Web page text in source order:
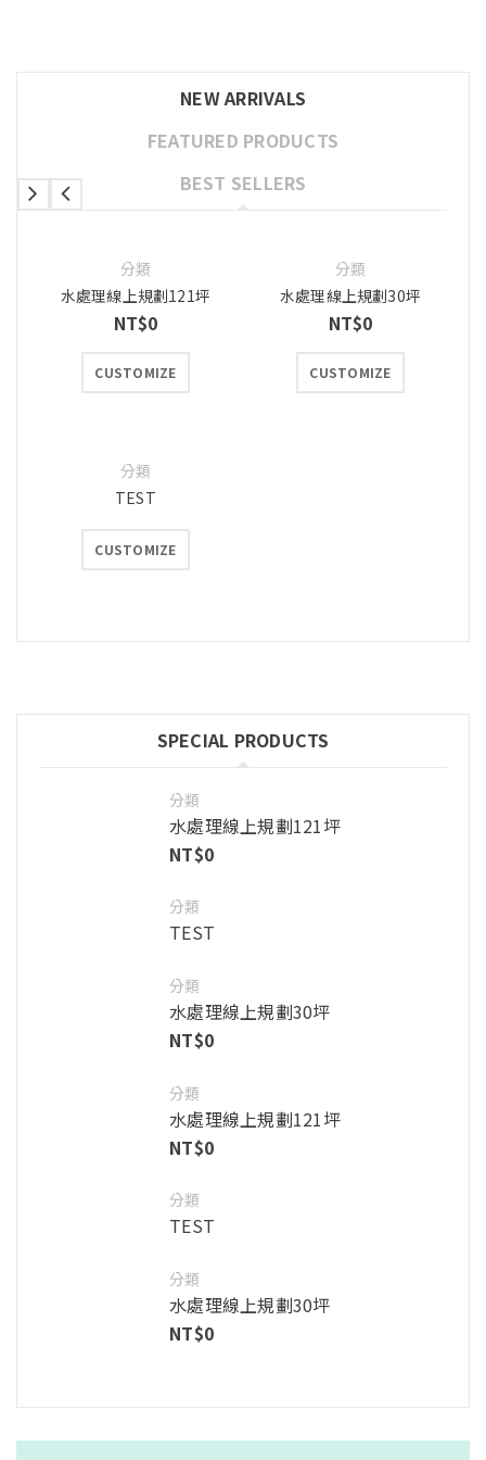
NEW ARRIVALS
FEATURED PRODUCTS
BEST SELLERS
分類
水處理線上規劃121坪
NT$0
CUSTOMIZE
分類
TEST
CUSTOMIZE
分類
水處理線上規劃30坪
NT$0
CUSTOMIZE
SPECIAL PRODUCTS
分類
水處理線上規劃121坪
NT$0
分類
TEST
分類
水處理線上規劃30坪
NT$0
分類
水處理線上規劃121坪
NT$0
分類
TEST
分類
水處理線上規劃30坪
NT$0